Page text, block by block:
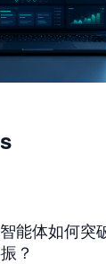
工作台
能体如何突
？